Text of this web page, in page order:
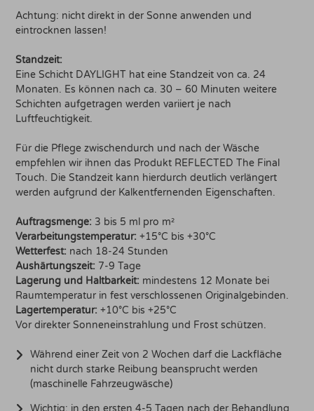
Achtung: nicht direkt in der Sonne anwenden und
eintrocknen lassen!
Standzeit:
Eine Schicht DAYLIGHT hat eine Standzeit von ca. 24
Monaten. Es können nach ca. 30 – 60 Minuten weitere
Schichten aufgetragen werden variiert je nach
Luftfeuchtigkeit.
Für die Pflege zwischendurch und nach der Wäsche
empfehlen wir ihnen das Produkt REFLECTED The Final
Touch. Die Standzeit kann hierdurch deutlich verlängert
werden aufgrund der Kalkentfernenden Eigenschaften.
Auftragsmenge: 3 bis 5 ml pro m²
Verarbeitungstemperatur: +15°C bis +30°C
Wetterfest: nach 18-24 Stunden
Aushärtungszeit: 7-9 Tage
Lagerung und Haltbarkeit: mindestens 12 Monate bei
Raumtemperatur in fest verschlossenen Originalgebinden.
Lagertemperatur: +10°C bis +25°C
Vor direkter Sonneneinstrahlung und Frost schützen.
Während einer Zeit von 2 Wochen darf die Lackfläche
nicht durch starke Reibung beansprucht werden
(maschinelle Fahrzeugwäsche)
Wichtig: in den ersten 4-5 Tagen nach der Behandlung